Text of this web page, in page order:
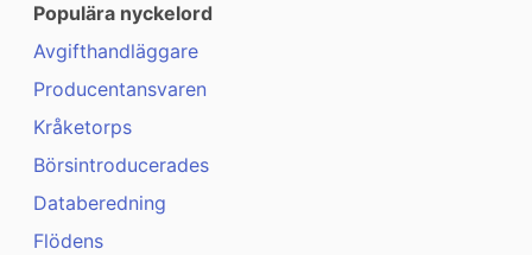
Populära nyckelord
Avgifthandläggare
Producentansvaren
Kråketorps
Börsintroducerades
Databeredning
Flödens